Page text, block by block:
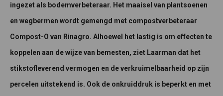
ingezet als bodemverbeteraar. Het maaisel van plantsoenen
en wegbermen wordt gemengd met compostverbeteraar
Compost-O van Rinagro. Alhoewel het lastig is om effecten te
koppelen aan de wijze van bemesten, ziet Laarman dat het
stikstofleverend vermogen en de verkruimelbaarheid op zijn
percelen uitstekend is. Ook de onkruiddruk is beperkt en met